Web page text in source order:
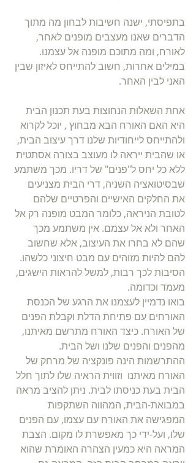
בתפיסתי, ישנה חשיבות לבחון מה מתוך
הדברים שאנו מעצבים מופנים לאחר,
לאורח, ומה מתוכם מופנה אל עצמנו.
במילים אחרות, חשוב להתייחס לאיזון שבין
האני לבין האחר.
אחת השאלות הנחוצות בעת תכנון הבית
היא האם האורח הבא מבחוץ , יוכל לקרוא
ולהתייחס לייחודיות שלנו דרך עיצוב הבית,
או שהבית ייראה לו מעוצב בצורה אסתטית
ללא כל יחס ל"פנים" של דריו. מכך משתמע
שבסיטואציה השניה, דרי הבית מצניעים
את החלקים האישיים והפרטיים שלהם
לטובת הניראה, כלומר המבט מופנה רק אל
האחר ולא אל עצמם. אין משתמע מכך
שהם לא בחרו את העיצוב, אלא שחשוב
להם להיות מזוהים עם מבט חיצוני כלשהו.
הסיבות לכך רבות, למשל להראות הישגים,
מעמד וכדומה.
בואו נדמיין לעצמנו את הרגע של הכנסת
האורחים עם פתיחת הדלת וקבלת הפנים
של האורח. כיצד האורח מתרשם מאיתנו,
מהפנים והפנים שלנו ושל הבית.
ההתרשמות הינה פונקציה של מרחק של
האורח מאיתנו  וזווית הראיה שלו לתוך חלל
הבית בעת כניסתו לבית. ניתן להציב מראה
במבואת-הבית, המהווה השתקפות
המפגישה את האורח עם עצמו, עם הפנים
שלו, ועל-ידי כך מאפשרת לו מקום. הצבת
המראה היא כמעין הצהרה האומרת שהוא